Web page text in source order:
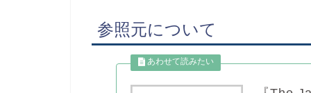
参照元について